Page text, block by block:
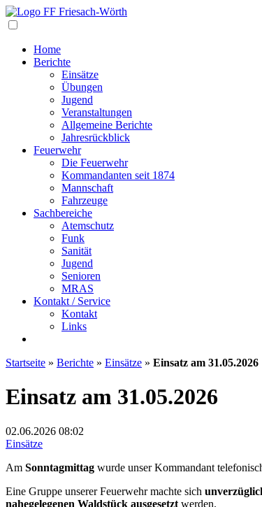
Home
Berichte
Einsätze
Übungen
Jugend
Veranstaltungen
Allgemeine Berichte
Jahresrückblick
Feuerwehr
Die Feuerwehr
Kommandanten seit 1874
Mannschaft
Fahrzeuge
Sachbereiche
Atemschutz
Funk
Sanität
Jugend
Senioren
MRAS
Kontakt / Service
Kontakt
Links
Startseite » Berichte » Einsätze » Einsatz am 31.05.2026
Einsatz am 31.05.2026
02.06.2026 08:02
Einsätze
Am Sonntagmittag wurde unser Kommandant
Eine Gruppe unserer Feuerwehr machte sich
nahegelegenen Waldstück ausgesetzt werden.